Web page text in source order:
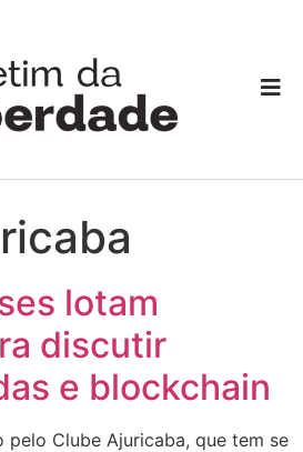
lotam
discutir
e blockchain
Clube Ajuricaba, que tem se